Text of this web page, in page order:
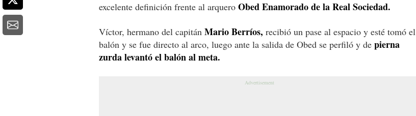
excelente definición frente al arquero Obed Enamorado de la Real Sociedad.
Víctor, hermano del capitán Mario Berríos, recibió un pase al espacio y esté tomó el
balón y se fue directo al arco, luego ante la salida de Obed se perfiló y de pierna
zurda levantó el balón al meta.